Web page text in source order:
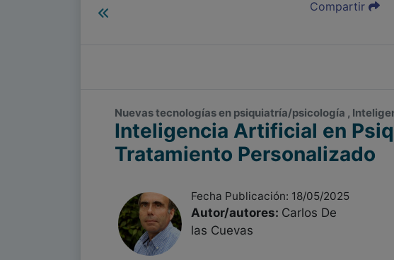
Compartir
Nuevas tecnologías en psiquiatría/psicología ,
Inteligencia Artificial en
Tratamiento Personalizado
Fecha Publicación: 18/05/2025
Autor/autores: Carlos De
las Cuevas